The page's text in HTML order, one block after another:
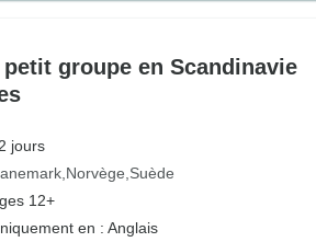
groupe en Scandinavie
jours
Norvège Suède
12+
en : Anglais